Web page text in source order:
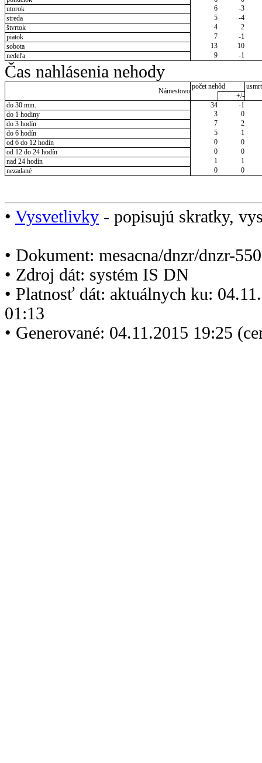
utorok
6
-3
streda
5
-4
štvrtok
4
2
piatok
7
-1
sobota
13
10
nedeľa
9 -1
Čas nahlásenia nehody
Námestovo
počet nehôd
+/-
do 30 min.
34
-1
do 1 hodiny
3
0
do 3 hodín
7
2
do 6 hodín
5
1
od 6 do 12 hodín
0
0
od 12 do 24 hodín
0
0
nad 24 hodín
1
1
nezadané
0 0
• Vysvetlivky - popisujú skratky,
• Dokument: mesacna/dnzr/dnzr-
• Zdroj dát: systém IS DN
• Platnosť dát: aktuálnych ku:
01:13
• Generované: 04.11.2015 19:25